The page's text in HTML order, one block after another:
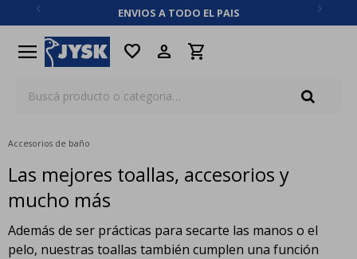
ENVIOS A TODO EL PAIS
menu favorite
Accesorios de baño
Las mejores toallas, accesorios y
mucho más
Además de ser prácticas para secarte las manos o el
pelo, nuestras toallas también cumplen una función
close